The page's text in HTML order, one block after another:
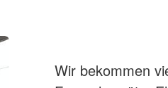
Wir bekommen